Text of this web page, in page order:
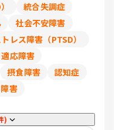
統合失調症
社会不安障害
レス障害（PTSD）
適応障害
摂食障害
認知症
害
)